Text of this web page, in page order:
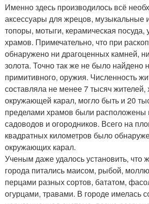
Именно здесь производилось всё
аксессуары для жрецов, музыкальные
топоры, мотыги, керамическая посуда,
храмов. Примечательно, что при
обнаружено ни драгоценных камней,
золота. Точно так же не было найдено
примитивного, оружия. Численность
составляла не менее 7 тысяч жителей,
окружающей карал, могло быть и 20
пределами храмов были расположены
садоводов и огородников. Всего на
квадратных километров было
окружающих карал.
Ученым даже удалось установить, что
города питались маисом, рыбой,
перцами разных сортов, бататом,
огурцами, травами. В городе имелась